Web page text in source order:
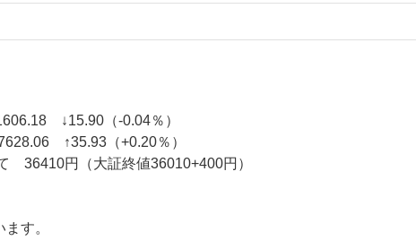
↓15.90（-0.04％）
↑35.93（+0.20％）
36410円（大証終値36010+400円）
す。